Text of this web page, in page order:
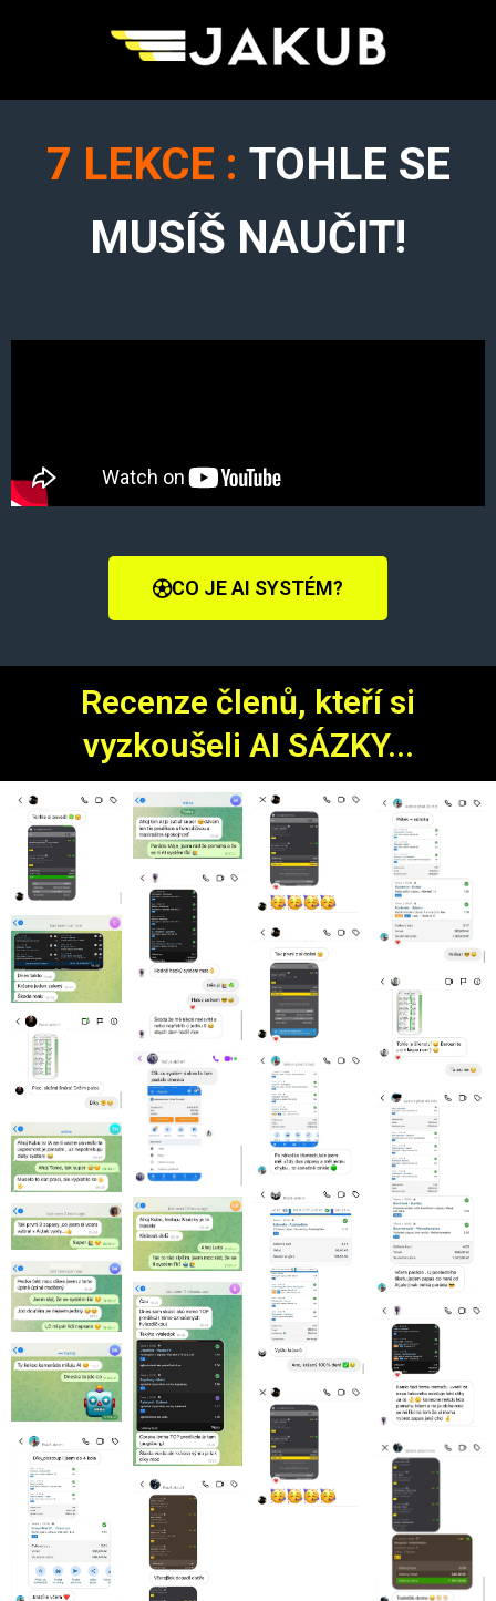
7 LEKCE : TOHLE SE
MUSÍŠ NAUČIT!
CO JE AI SYSTÉM?
Recenze členů, kteří si
vyzkoušeli AI SÁZKY...